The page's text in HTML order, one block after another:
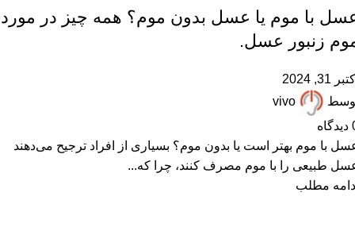
با موم یا عسل بدون موم؟ همه چیز در مورد
زنبور عسل.
31, 2024
vivo
دیدگاه
با موم بهتر است یا بدون موم؟ بسیاری از افراد ترجیح می‌دهند
طبیعی را با موم مصرف کنند، چرا که...
مطلب